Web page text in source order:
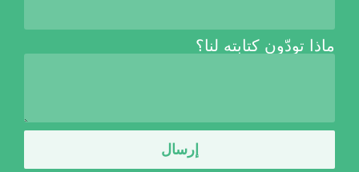
ماذا تودّون كتابته لنا؟
إرسال